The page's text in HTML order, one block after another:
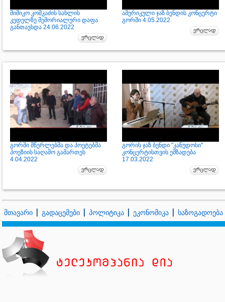
მიშიკო კოშკაძის სახლის
კედელზე მემორიალური დაფა
განთავსდა 24.06.2022
ამერიკული ჯაზ ბენდის კონცერტი
გორში 4.05.2022
გორში მწერლებმა და პოეტებმა
პოეზიის საღამო გამართეს
4.04.2022
გორის ჯაზ ბენდი "კანუდოსი"
კონცერტისთვის ემზადება
17.03.2022
მთავარი გადაცემები პოლიტიკა ეკონომიკა საზოგადოება